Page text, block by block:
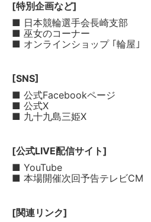
[特別企画など]
■ 日本競輪選手会長崎支部
■ 巫女のコーナー
■ オンラインショップ ｢輪屋｣
[SNS]
■ 公式Facebookページ
■ 公式X
■ 九十九島三姫X
[公式LIVE配信サイト]
■ YouTube
■ 本場開催次回予告テレビCM
[関連リンク]